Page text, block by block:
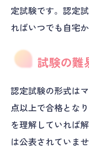
定試験です。認定
ればいつでも自宅
試験の難
認定試験の形式は
点以上で合格とな
を理解していれば
は公表されていま